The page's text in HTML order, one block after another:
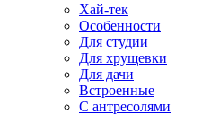
Хай-тек
Особенности
Для студии
Для хрущевки
Для дачи
Встроенные
С антресолями